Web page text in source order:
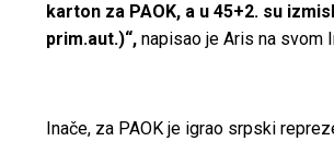
karton za PAOK, a u 45+2. su
prim.aut.)“, napisao je Aris na svom
Inače, za PAOK je igrao srpski